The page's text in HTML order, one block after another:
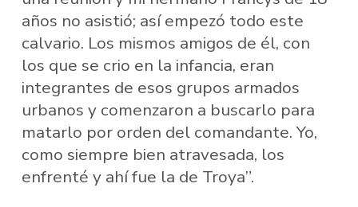
años no asistió; así empezó todo este
calvario. Los mismos amigos de él, con
los que se crio en la infancia, eran
integrantes de esos grupos armados
urbanos y comenzaron a buscarlo para
matarlo por orden del comandante. Yo,
como siempre bien atravesada, los
enfrenté y ahí fue la de Troya”.